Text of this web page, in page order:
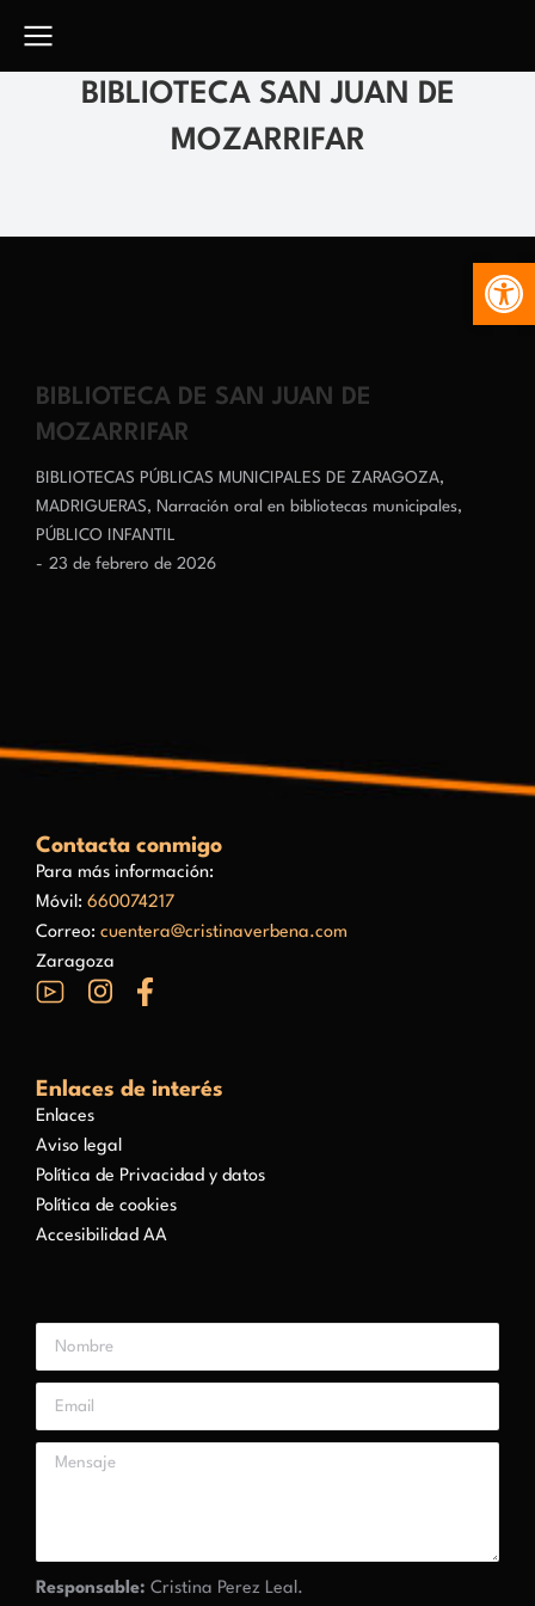
BIBLIOTECA SAN JUAN DE
MOZARRIFAR
BIBLIOTECA DE SAN JUAN DE
MOZARRIFAR
BIBLIOTECAS PÚBLICAS MUNICIPALES DE ZARAGOZA,
MADRIGUERAS, Narración oral en bibliotecas municipales,
PÚBLICO INFANTIL
23 de febrero de 2026
Contacta conmigo
Para más información:
Móvil: 660074217
Correo: cuentera@cristinaverbena.com
Zaragoza
Enlaces de interés
Enlaces
Aviso legal
Política de Privacidad y datos
Política de cookies
Accesibilidad AA
Responsable: Cristina Perez Leal.